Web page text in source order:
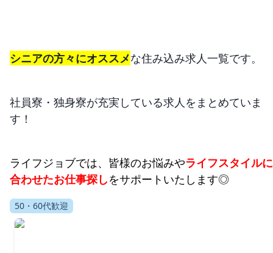
シニアの方々にオススメな住み込み求人一覧です。
社員寮・独身寮が充実している求人をまとめていま
す！
ライフジョブでは、皆様のお悩みやライフスタイルに
合わせたお仕事探しをサポートいたします◎
50・60代歓迎